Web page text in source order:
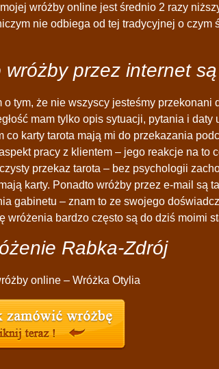
wróżby online jest średnio 2 razy
nie odbiega od tej tradycyjnej o
wróżby przez internet
o tym, że nie wszyscy jesteśmy przekonani
mam tylko opis sytuacji, pytania i
co karty tarota mają mi do przekazania
pracy z klientem – jego reakcje na to
przekaz tarota – bez psychologii
karty. Ponadto wróżby przez e-mail są
gabinetu – znam to ze swojego
wróżenia bardzo często są do dziś moimi
Rabka-Zdrój
online – Wróżka Otylia